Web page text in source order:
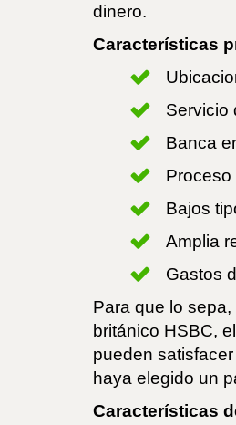
dinero.
Características
Servicio
Banca
Proceso
Bajos
Amplia
Gastos
Para que lo
británico HSBC,
pueden
haya elegido un
Características